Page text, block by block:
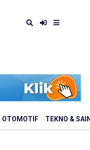
OTOMOTIF TEKNO &